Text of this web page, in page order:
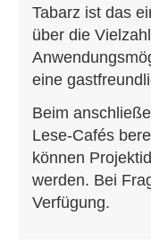
Tabarz ist das
über die
eine
Beim
Lese-Cafés
können
werden. Bei
Verfügung.